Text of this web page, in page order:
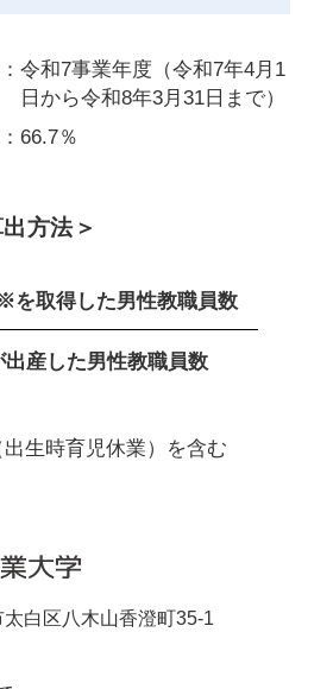
令和7事業年度（令和7年4月1
日から令和8年3月31日まで）
66.7％
方法＞
を取得した男性教職員数
出産した男性教職員数
生時育児休業）を含む
白区八木山香澄町35-1